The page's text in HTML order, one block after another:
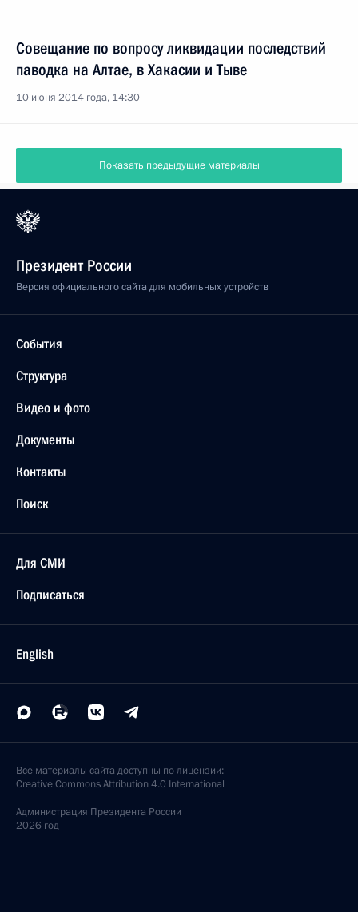
Совещание по вопросу ликвидации последствий
паводка на Алтае, в Хакасии и Тыве
10 июня 2014 года, 14:30
Показать предыдущие материалы
Президент России
Версия официального сайта для мобильных устройств
События
Структура
Видео и фото
Документы
Контакты
Поиск
Для СМИ
Подписаться
English
Все материалы сайта доступны по лицензии:
Creative Commons Attribution 4.0 International
Администрация Президента России
2026 год